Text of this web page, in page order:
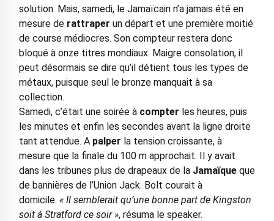
solution. Mais, samedi, le Jamaïcain n’a jamais été en
mesure de rattraper un départ et une première moitié
de course médiocres. Son compteur restera donc
bloqué à onze titres mondiaux. Maigre consolation, il
peut désormais se dire qu’il détient tous les types de
métaux, puisque seul le bronze manquait à sa
collection.
Samedi, c’était une soirée à compter les heures, puis
les minutes et enfin les secondes avant la ligne droite
tant attendue. A palper la tension croissante, à
mesure que la finale du 100 m approchait. Il y avait
dans les tribunes plus de drapeaux de la Jamaïqueque
de bannières de l’Union Jack. Bolt courait à
domicile. « Il semblerait qu’une bonne part de Kingston
soit à Stratford ce soir », résuma le speaker.